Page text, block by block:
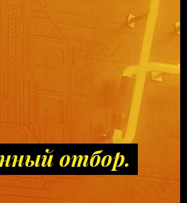
отбор.